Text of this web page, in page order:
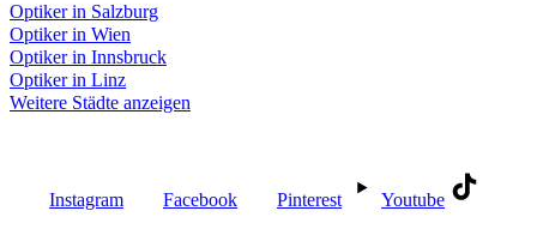
Optiker in Salzburg
Optiker in Wien
Optiker in Innsbruck
Optiker in Linz
Weitere Städte anzeigen
Instagram Facebook Pinterest Youtube